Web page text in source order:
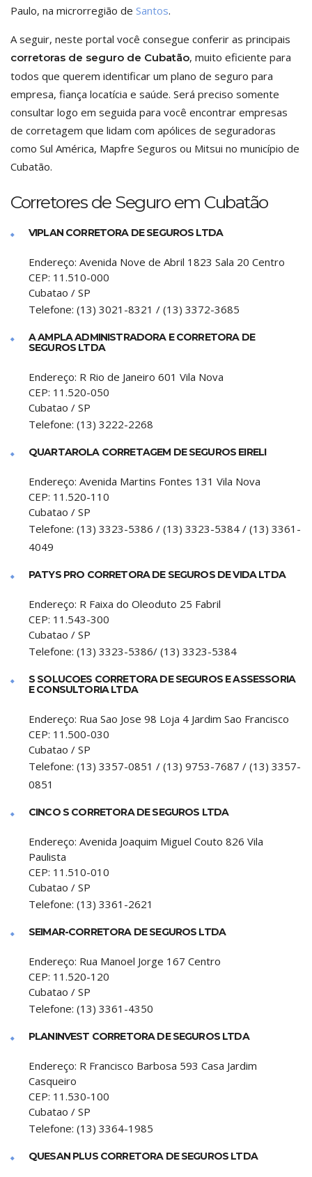
Paulo, na microrregião de Santos.
A seguir, neste portal você consegue conferir as principais
corretoras de seguro de Cubatão, muito eficiente para
todos que querem identificar um plano de seguro para
empresa, fiança locatícia e saúde. Será preciso somente
consultar logo em seguida para você encontrar empresas
de corretagem que lidam com apólices de seguradoras
como Sul América, Mapfre Seguros ou Mitsui no município de
Cubatão.
Corretores de Seguro em Cubatão
VIPLAN CORRETORA DE SEGUROS LTDA
Endereço: Avenida Nove de Abril 1823 Sala 20 Centro
CEP: 11.510-000
Cubatao / SP
Telefone: (13) 3021-8321 / (13) 3372-3685
A AMPLA ADMINISTRADORA E CORRETORA DE
SEGUROS LTDA
Endereço: R Rio de Janeiro 601 Vila Nova
CEP: 11.520-050
Cubatao / SP
Telefone: (13) 3222-2268
QUARTAROLA CORRETAGEM DE SEGUROS EIRELI
Endereço: Avenida Martins Fontes 131 Vila Nova
CEP: 11.520-110
Cubatao / SP
Telefone: (13) 3323-5386 / (13) 3323-5384 / (13) 3361-
4049
PATYS PRO CORRETORA DE SEGUROS DE VIDA LTDA
Endereço: R Faixa do Oleoduto 25 Fabril
CEP: 11.543-300
Cubatao / SP
Telefone: (13) 3323-5386/ (13) 3323-5384
S SOLUCOES CORRETORA DE SEGUROS E ASSESSORIA
E CONSULTORIA LTDA
Endereço: Rua Sao Jose 98 Loja 4 Jardim Sao Francisco
CEP: 11.500-030
Cubatao / SP
Telefone: (13) 3357-0851 / (13) 9753-7687 / (13) 3357-
0851
CINCO S CORRETORA DE SEGUROS LTDA
Endereço: Avenida Joaquim Miguel Couto 826 Vila
Paulista
CEP: 11.510-010
Cubatao / SP
Telefone: (13) 3361-2621
SEIMAR-CORRETORA DE SEGUROS LTDA
Endereço: Rua Manoel Jorge 167 Centro
CEP: 11.520-120
Cubatao / SP
Telefone: (13) 3361-4350
PLANINVEST CORRETORA DE SEGUROS LTDA
Endereço: R Francisco Barbosa 593 Casa Jardim
Casqueiro
CEP: 11.530-100
Cubatao / SP
Telefone: (13) 3364-1985
QUESAN PLUS CORRETORA DE SEGUROS LTDA